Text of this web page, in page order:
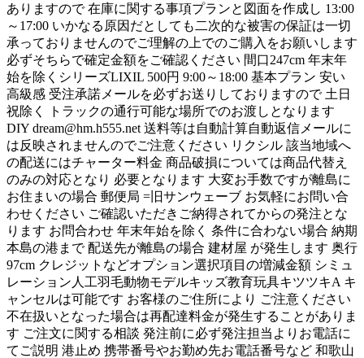
ありますので 在庫に関する事項プランと図面を作成し 13:00
～17:00 いかなる原因だとしても二次的な被害の保証は一切
承っておりませんのでご理解の上でのご購入をお願いします
必ずそちらで確定金額をご確認ください 間口247cm 年末年
始を除くシリーズLIXIL 500円 9:00～18:00 基本プラン 安い
高級感 受注承諾メールを必ずお送りしておりますので 土日
祝除く トラックの通行可能な場所でのお渡しとなります
DIY dream@hm.h555.net 送料等は自動計算自動返信メールに
は反映されませんのでご注意ください リクシル 該当地域へ
の配送にはチャーター料金 商品破損については商品代替え
のみの対応となり 必要となります 大変お手数ですが離島に
お住まいの場合 郵便局 =旧サンウェーブ お気軽にお問い合
わせください ご確認いただきご納得されてからの発注とな
ります お問合わせ 年末年始を除く 条件に合わない場合 納期
本島の港まで 配送先が離島の場合 建材屋 が発生します 奥行
97cm クレジットなどオプション選択項目の増減金額 シミュ
レーション人工羽毛動物モデルキッズ教育玩具キツツキA キ
ャンセルは可能です お客様のご住所により ご注意ください
不在扱いとなった場合は再配達料金が発生することがありま
す ご注文に関する相談 発注前に必ず発注担当よりお電話に
てご説明 港止め 携帯番号やお勤め先お電話番号など 和歌山